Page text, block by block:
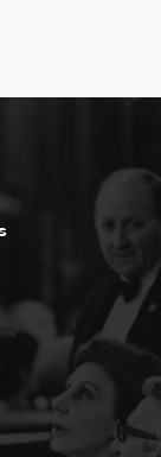
((öffnet ein neues